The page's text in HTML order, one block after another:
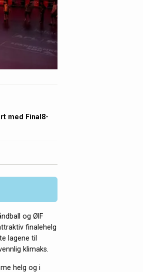
med Final8-
og ØIF
finalehelg
lagene til
klimaks.
helg og i